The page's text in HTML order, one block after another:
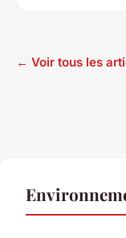
← Voir tous les